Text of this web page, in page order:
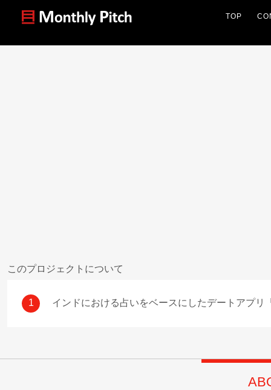
TOP
このプロジェクトについて
1 インドにおける占いをベースにしたデートアプリ